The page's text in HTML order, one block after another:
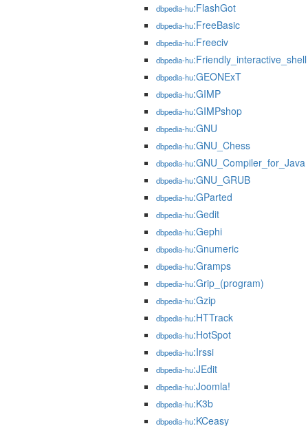
dbpedia-hu:FlashGot
dbpedia-hu:FreeBasic
dbpedia-hu:Freeciv
dbpedia-hu:Friendly_interactive_shell
dbpedia-hu:GEONExT
dbpedia-hu:GIMP
dbpedia-hu:GIMPshop
dbpedia-hu:GNU
dbpedia-hu:GNU_Chess
dbpedia-hu:GNU_Compiler_for_Java
dbpedia-hu:GNU_GRUB
dbpedia-hu:GParted
dbpedia-hu:Gedit
dbpedia-hu:Gephi
dbpedia-hu:Gnumeric
dbpedia-hu:Gramps
dbpedia-hu:Grip_(program)
dbpedia-hu:Gzip
dbpedia-hu:HTTrack
dbpedia-hu:HotSpot
dbpedia-hu:Irssi
dbpedia-hu:JEdit
dbpedia-hu:Joomla!
dbpedia-hu:K3b
dbpedia-hu:KCeasy